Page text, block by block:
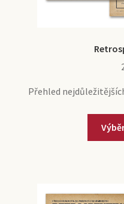
Přehled